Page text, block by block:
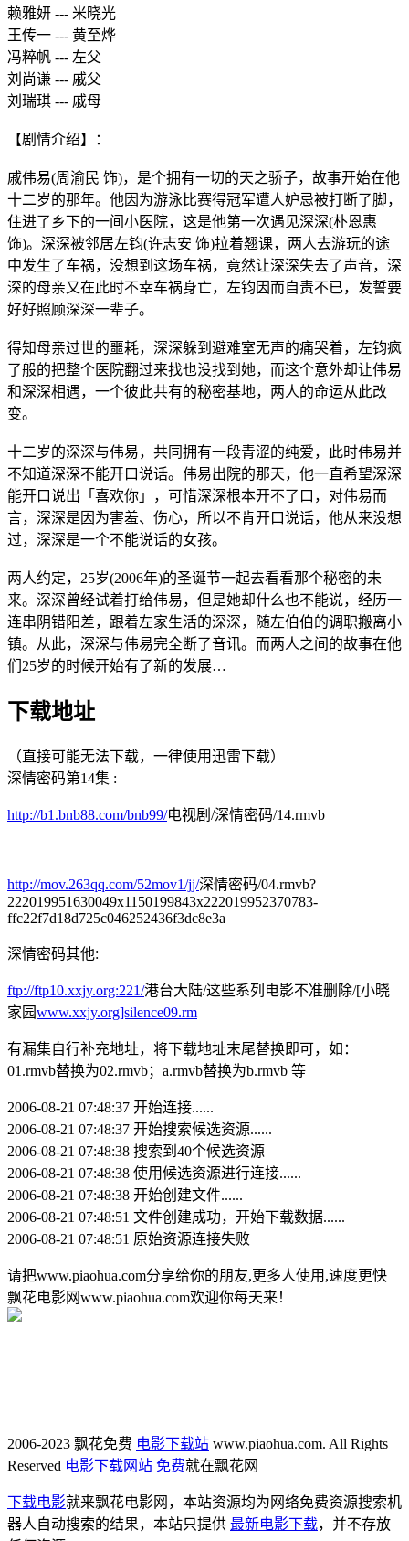
赖雅妍 --- 米晓光
王传一 --- 黄至烨
冯粹帆 --- 左父
刘尚谦 --- 戚父
刘瑞琪 --- 戚母
【剧情介绍】：
戚伟易(周渝民 饰)，是个拥有一切的天之骄子，故事开始在他
十二岁的那年。他因为游泳比赛得冠军遭人妒忌被打断了脚，
住进了乡下的一间小医院，这是他第一次遇见深深(朴恩惠
饰)。深深被邻居左钧(许志安 饰)拉着翘课，两人去游玩的途
中发生了车祸，没想到这场车祸，竟然让深深失去了声音，深
深的母亲又在此时不幸车祸身亡，左钧因而自责不已，发誓要
好好照顾深深一辈子。
得知母亲过世的噩耗，深深躲到避难室无声的痛哭着，左钧疯
了般的把整个医院翻过来找也没找到她，而这个意外却让伟易
和深深相遇，一个彼此共有的秘密基地，两人的命运从此改
变。
十二岁的深深与伟易，共同拥有一段青涩的纯爱，此时伟易并
不知道深深不能开口说话。伟易出院的那天，他一直希望深深
能开口说出「喜欢你」，可惜深深根本开不了口，对伟易而
言，深深是因为害羞、伤心，所以不肯开口说话，他从来没想
过，深深是一个不能说话的女孩。
两人约定，25岁(2006年)的圣诞节一起去看看那个秘密的未
来。深深曾经试着打给伟易，但是她却什么也不能说，经历一
连串阴错阳差，跟着左家生活的深深，随左伯伯的调职搬离小
镇。从此，深深与伟易完全断了音讯。而两人之间的故事在他
们25岁的时候开始有了新的发展…
下载地址
（直接可能无法下载，一律使用迅雷下载）
深情密码第14集 :
http://b1.bnb88.com/bnb99/电视剧/深情密码/14.rmvb
http://mov.263qq.com/52mov1/jj/深情密码/04.rmvb?
222019951630049x1150199843x222019952370783-
ffc22f7d18d725c046252436f3dc8e3a
深情密码其他:
ftp://ftp10.xxjy.org:221/港台大陆/这些系列电影不准删除/[小晓
家园www.xxjy.org]silence09.rm
有漏集自行补充地址，将下载地址末尾替换即可，如：
01.rmvb替换为02.rmvb；a.rmvb替换为b.rmvb 等
2006-08-21 07:48:37 开始连接......
2006-08-21 07:48:37 开始搜索候选资源......
2006-08-21 07:48:38 搜索到40个候选资源
2006-08-21 07:48:38 使用候选资源进行连接......
2006-08-21 07:48:38 开始创建文件......
2006-08-21 07:48:51 文件创建成功，开始下载数据......
2006-08-21 07:48:51 原始资源连接失败
请把www.piaohua.com分享给你的朋友,更多人使用,速度更快
飘花电影网www.piaohua.com欢迎你每天来！
2006-2023 飘花免费 电影下载站 www.piaohua.com. All Rights
Reserved 电影下载网站 免费就在飘花网
下载电影就来飘花电影网，本站资源均为网络免费资源搜索机
器人自动搜索的结果，本站只提供 最新电影下载，并不存放